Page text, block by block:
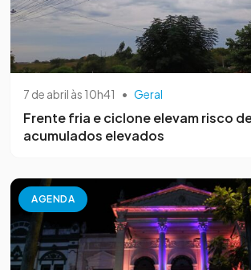
7 de abril às 10h41 • Geral
Frente fria e ciclone elevam risco
acumulados elevados
AGENDA